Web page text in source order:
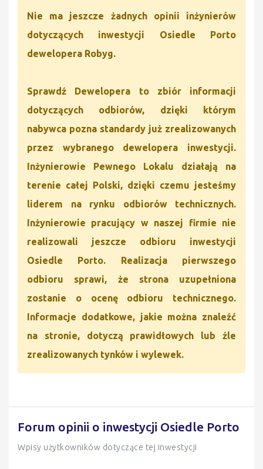
Nie ma jeszcze żadnych opinii inżynierów
dotyczących inwestycji Osiedle Porto
dewelopera Robyg.
Sprawdź Dewelopera to zbiór informacji
dotyczących odbiorów, dzięki którym
nabywca pozna standardy już zrealizowanych
przez wybranego dewelopera inwestycji.
Inżynierowie Pewnego Lokalu działają na
terenie całej Polski, dzięki czemu jesteśmy
liderem na rynku odbiorów technicznych.
Inżynierowie pracujący w naszej firmie nie
realizowali jeszcze odbioru inwestycji
Osiedle Porto. Realizacja pierwszego
odbioru sprawi, że strona uzupełniona
zostanie o ocenę odbioru technicznego.
Informacje dodatkowe, jakie można znaleźć
na stronie, dotyczą prawidłowych lub źle
zrealizowanych tynków i wylewek.
Forum opinii o inwestycji Osiedle Porto
Wpisy użytkowników dotyczące tej inwestycji